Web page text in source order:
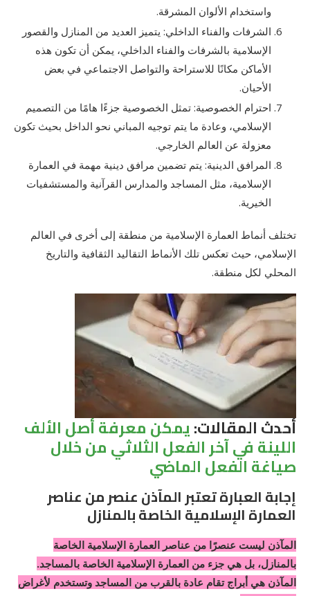
واستخدام الألوان المشرقة.
الشرفات والفناء الداخلي: يتميز العديد من المنازل والقصور
الإسلامية بالشرفات والفناء الداخلي، يمكن أن تكون هذه
الأماكن مكانًا للاستراحة والتواصل الاجتماعي في بعض
الأحيان.
احترام الخصوصية: تمثل الخصوصية جزءًا هامًا من التصميم
الإسلامي، وعادة ما يتم توجيه المباني نحو الداخل بحيث تكون
معزولة عن العالم الخارجي.
المرافق الدينية: يتم تضمين مرافق دينية مهمة في العمارة
الإسلامية، مثل المساجد والمدارس القرآنية والمستشفيات
الخيرية.
تختلف أنماط العمارة الإسلامية من منطقة إلى أخرى في العالم
الإسلامي، حيث تعكس تلك الأنماط التقاليد الثقافية والتاريخ
المحلي لكل منطقة.
أحدث المقالات:يمكن معرفة أصل الألف
اللينة في آخر الفعل الثلاثي من خلال
صياغة الفعل الماضي
إجابة العبارة تعتبر المآذن عنصر من عناصر
العمارة الإسلامیة الخاصة بالمنازل
المآذن ليست عنصرًا من عناصر العمارة الإسلامية الخاصة
بالمنازل، بل هي جزء من العمارة الإسلامية الخاصة بالمساجد.
المآذن هي أبراج تقام عادة بالقرب من المساجد وتستخدم لأغراض